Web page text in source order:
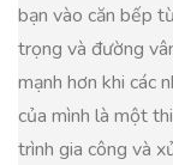
bạn vào căn bếp
trọng và đường
mạnh hơn khi các
của mình là một
trình gia công và